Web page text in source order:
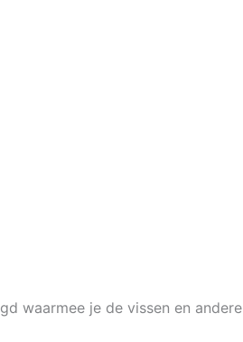
waarmee je de vissen en andere